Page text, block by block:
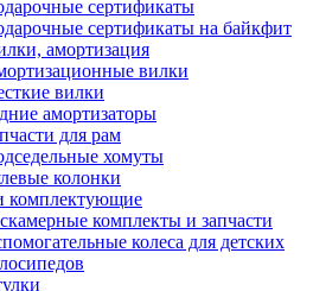
сертификаты
сертификаты на байкфит
амортизация
вилки
вилки
амортизаторы
для рам
хомуты
колонки
комплектующие
комплекты и запчасти
колеса для детских